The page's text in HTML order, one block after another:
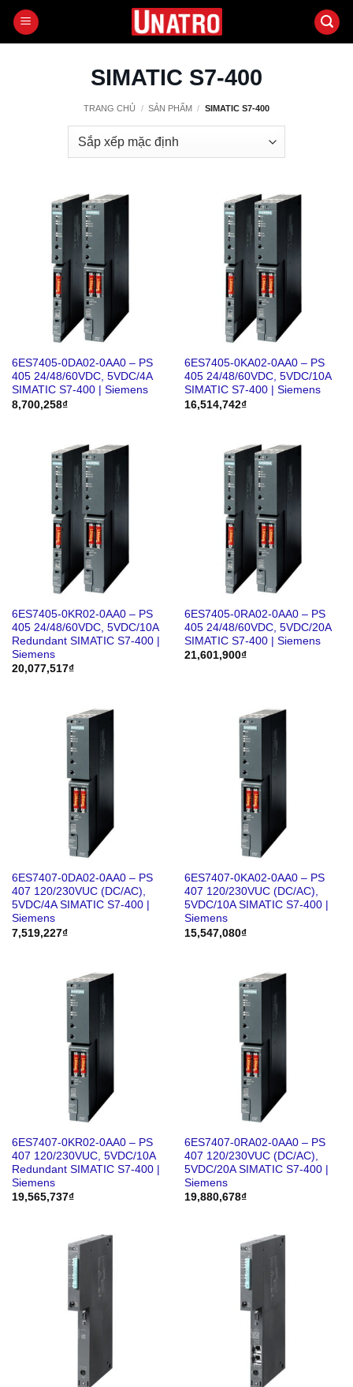
qua
SIMATIC S7-400
TRANG CHỦ / SẢN PHẨM / SIMATIC S7-400
6ES7405-0DA02-0AA0 – PS
405 24/48/60VDC, 5VDC/4A
SIMATIC S7-400 | Siemens
8,700,258₫
6ES7405-0KA02-0AA0 – PS
405 24/48/60VDC, 5VDC/10A
SIMATIC S7-400 | Siemens
16,514,742₫
6ES7405-0KR02-0AA0 – PS
405 24/48/60VDC, 5VDC/10A
Redundant SIMATIC S7-400 |
Siemens
20,077,517₫
6ES7405-0RA02-0AA0 – PS
405 24/48/60VDC, 5VDC/20A
SIMATIC S7-400 | Siemens
21,601,900₫
6ES7407-0DA02-0AA0 – PS
407 120/230VUC (DC/AC),
5VDC/4A SIMATIC S7-400 |
Siemens
7,519,227₫
6ES7407-0KA02-0AA0 – PS
407 120/230VUC (DC/AC),
5VDC/10A SIMATIC S7-400 |
Siemens
15,547,080₫
6ES7407-0KR02-0AA0 – PS
407 120/230VUC, 5VDC/10A
Redundant SIMATIC S7-400 |
Siemens
19,565,737₫
6ES7407-0RA02-0AA0 – PS
407 120/230VUC (DC/AC),
5VDC/20A SIMATIC S7-400 |
Siemens
19,880,678₫